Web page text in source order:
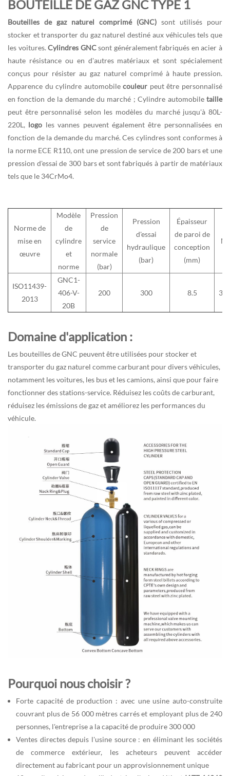
BOUTEILLE DE GAZ GNC TYPE 1
Bouteilles de gaz naturel comprimé (GNC) sont utilisés pour
stocker et transporter du gaz naturel destiné aux véhicules tels que
les voitures.Cylindres GNCsont généralement fabriqués en acier à
haute résistance ou en d'autres matériaux et sont spécialement
conçus pour résister au gaz naturel comprimé à haute pression.
Apparence du cylindre automobilecouleur peut être personnalisé
en fonction de la demande du marché ; Cylindre automobiletaille
peut être personnalisé selon les modèles du marché jusqu'à 80L-
220L, logo les vannes peuvent également être personnalisées en
fonction de la demande du marché. Ces cylindres sont conformes à
la norme ECE R110, ont une pression de service de 200 bars et une
pression d'essai de 300 bars et sont fabriqués à partir de matériaux
tels que le 34CrMo4.
Norme de
mise en
œuvre
Modèle
de
cylindre
et
norme
Pression
de
service
normale
(bar)
Pression
d'essai
hydraulique
(bar)
Épaisseur
de paroi de
conception
(mm)
ISO11439-
2013
GNC1-
406-V-
20B
200 300 8.5
Domaine d'application :
Les bouteilles de GNC peuvent être utilisées pour stocker et
transporter du gaz naturel comme carburant pour divers véhicules,
notamment les voitures, les bus et les camions, ainsi que pour faire
fonctionner des stations-service. Réduisez les coûts de carburant,
réduisez les émissions de gaz et améliorez les performances du
véhicule.
Pourquoi nous choisir ?
Forte capacité de production : avec une usine auto-construite
couvrant plus de 56 000 mètres carrés et employant plus de 240
personnes, l'entreprise a la capacité de produire 300 000
Ventes directes depuis l'usine source : en éliminant les sociétés
de commerce extérieur, les acheteurs peuvent accéder
directement au fabricant pour un approvisionnement unique